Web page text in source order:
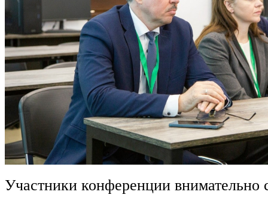
Участники конференции